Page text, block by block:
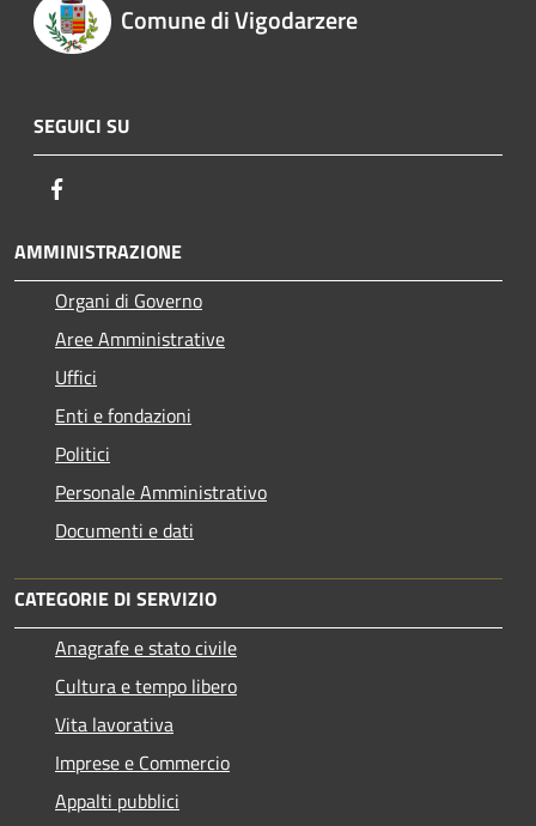
Comune di Vigodarzere
SEGUICI SU
AMMINISTRAZIONE
Organi di Governo
Aree Amministrative
Uffici
Enti e fondazioni
Politici
Personale Amministrativo
Documenti e dati
CATEGORIE DI SERVIZIO
Anagrafe e stato civile
Cultura e tempo libero
Vita lavorativa
Imprese e Commercio
Appalti pubblici